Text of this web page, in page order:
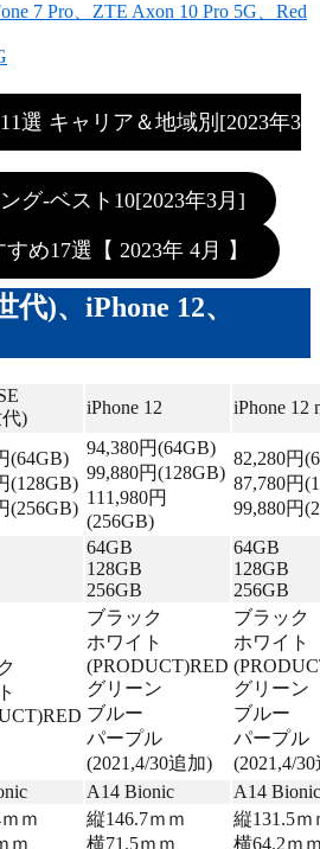
7 Pro、ZTE Axon 10 Pro 5G、Red
選 キャリア＆地域別[2023年3
グ-ベスト10[2023年3月]
め17選【 2023年 4月 】
代)、iPhone 12、
)
iPhone 12 iPhone 12
(64GB)
(128GB)
(256GB)
94,380円(64GB)
99,880円(128GB)
111,980円
(256GB)
82,280円
87,780円
99,880円
64GB
128GB
256GB
64GB
128GB
256GB
ブラック
ホワイト
(PRODUCT)RED
グリーン
ブルー
パープル
(2021,4/30追加)
ブラック
ホワイト
グリーン
ブルー
パープル
(2021,4/
A14 Bionic A14 Bionic
ｍ
ｍ
縦146.7ｍｍ
横71.5ｍｍ
縦131.5ｍ
横64.2ｍ